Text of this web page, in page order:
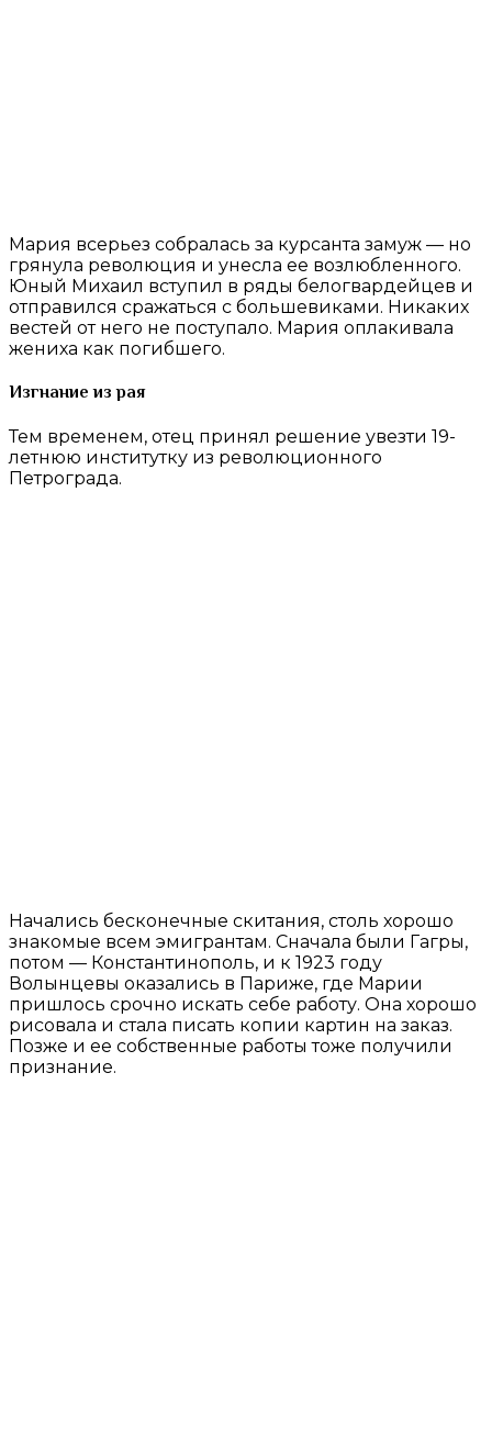
Мария всерьез собралась за курсанта замуж — но
грянула революция и унесла ее возлюбленного.
Юный Михаил вступил в ряды белогвардейцев и
отправился сражаться с большевиками. Никаких
вестей от него не поступало. Мария оплакивала
жениха как погибшего.
Изгнание из рая
Тем временем, отец принял решение увезти 19-
летнюю институтку из революционного
Петрограда.
Начались бесконечные скитания, столь хорошо
знакомые всем эмигрантам. Сначала были Гагры,
потом — Константинополь, и к 1923 году
Волынцевы оказались в Париже, где Марии
пришлось срочно искать себе работу. Она хорошо
рисовала и стала писать копии картин на заказ.
Позже и ее собственные работы тоже получили
признание.